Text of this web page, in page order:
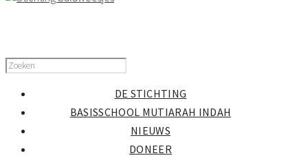
DE STICHTING
BASISSCHOOL MUTIARAH INDAH
NIEUWS
DONEER